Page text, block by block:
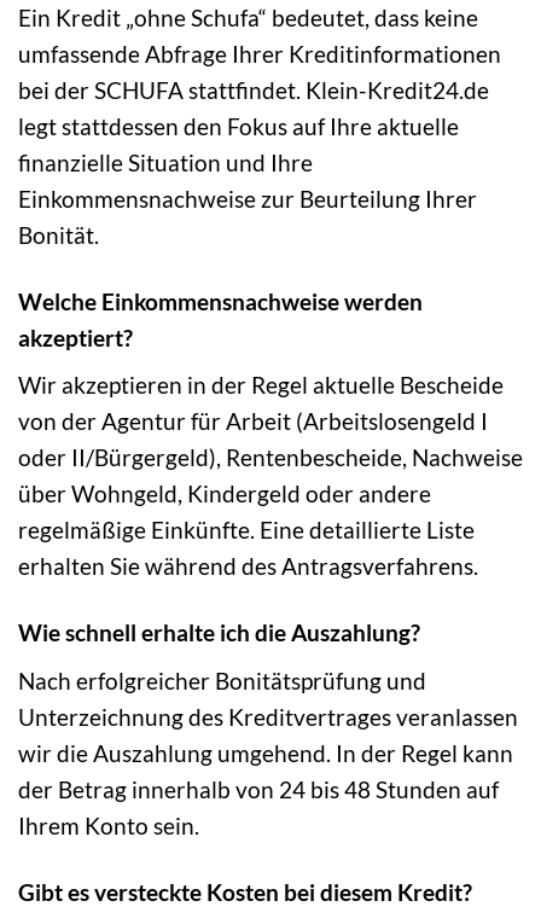
Ein Kredit „ohne Schufa“ bedeutet, dass keine
umfassende Abfrage Ihrer Kreditinformationen
bei der SCHUFA stattfindet. Klein-Kredit24.de
legt stattdessen den Fokus auf Ihre aktuelle
finanzielle Situation und Ihre
Einkommensnachweise zur Beurteilung Ihrer
Bonität.
Welche Einkommensnachweise werden
akzeptiert?
Wir akzeptieren in der Regel aktuelle Bescheide
von der Agentur für Arbeit (Arbeitslosengeld I
oder II/Bürgergeld), Rentenbescheide, Nachweise
über Wohngeld, Kindergeld oder andere
regelmäßige Einkünfte. Eine detaillierte Liste
erhalten Sie während des Antragsverfahrens.
Wie schnell erhalte ich die Auszahlung?
Nach erfolgreicher Bonitätsprüfung und
Unterzeichnung des Kreditvertrages veranlassen
wir die Auszahlung umgehend. In der Regel kann
der Betrag innerhalb von 24 bis 48 Stunden auf
Ihrem Konto sein.
Gibt es versteckte Kosten bei diesem Kredit?